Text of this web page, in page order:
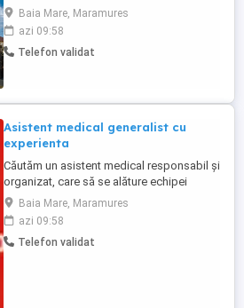
alăture echipei noastre. Persoana potrivită
va avea un rol esențial în asigurarea unei
experiențe pozitive pentru pacienți, printr-
o comunicare eficientă și o gestionare
Baia Mare, Maramures
azi 09:58
Telefon validat
Asistent medical generalist cu
experienta
Căutăm un asistent medical responsabil și
organizat, care să se alăture echipei
noastre. Persoana potrivită va avea un rol
esențial în asigurarea unei experiențe
pozitive pentru pacienți, printr-o
comunicare eficientă și o gestionare
Baia Mare, Maramures
azi 09:58
Telefon validat